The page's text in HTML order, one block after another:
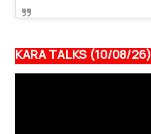
KARA TALKS (10/08/26)